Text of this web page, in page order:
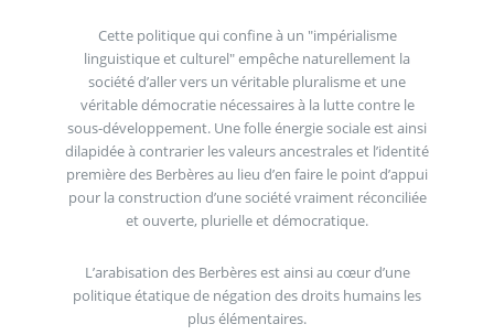
Cette politique qui confine à un "impérialisme
linguistique et culturel" empêche naturellement la
société d’aller vers un véritable pluralisme et une
véritable démocratie nécessaires à la lutte contre le
sous-développement. Une folle énergie sociale est ainsi
dilapidée à contrarier les valeurs ancestrales et l’identité
première des Berbères au lieu d’en faire le point d’appui
pour la construction d’une société vraiment réconciliée
et ouverte, plurielle et démocratique.
L’arabisation des Berbères est ainsi au cœur d’une
politique étatique de négation des droits humains les
plus élémentaires.